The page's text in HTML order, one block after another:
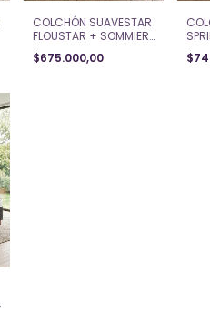
COLCHÓN SUAVESTAR
FLOUSTAR + SOMMIER
1 ½ PLAZA (100x190x23)
$675.000,00